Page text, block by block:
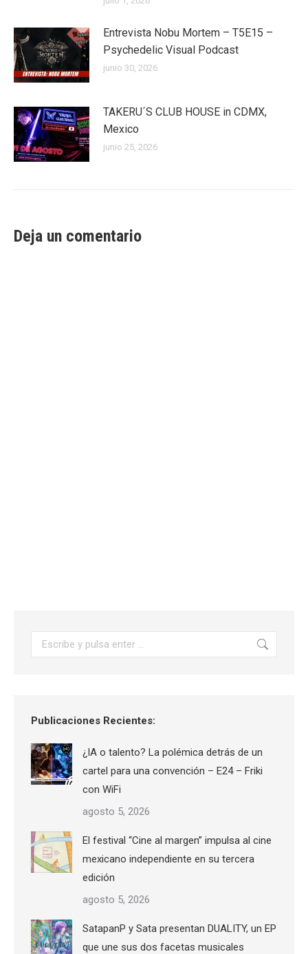
Entrevista Nobu Mortem – T5E15 –
Psychedelic Visual Podcast
junio 30, 2026
TAKERU´S CLUB HOUSE in CDMX,
Mexico
junio 25, 2026
Deja un comentario
Buscar:
Publicaciones Recientes:
¿IA o talento? La polémica detrás de un
cartel para una convención – E24 – Friki
con WiFi
agosto 5, 2026
El festival “Cine al margen” impulsa al cine
mexicano independiente en su tercera
edición
agosto 5, 2026
SatapanP y Sata presentan DUALITY, un EP
que une sus dos facetas musicales